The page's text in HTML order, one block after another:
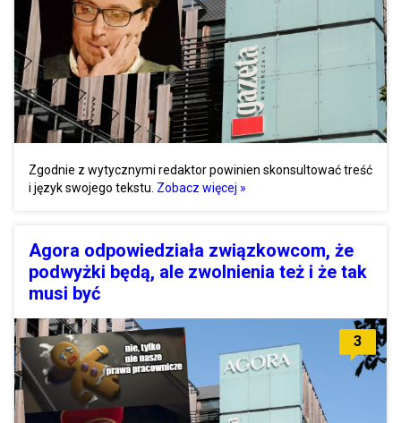
Zgodnie z wytycznymi redaktor powinien skonsultować treść
i język swojego tekstu. Zobacz więcej »
Agora odpowiedziała związkowcom, że
podwyżki będą, ale zwolnienia też i że tak
musi być
3